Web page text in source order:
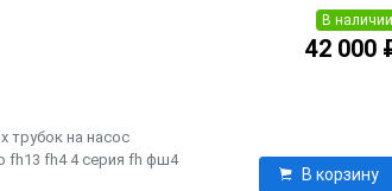
трубок на насос
fh13 fh4 4 серия fh фш4
В наличии
42 000
В корзину